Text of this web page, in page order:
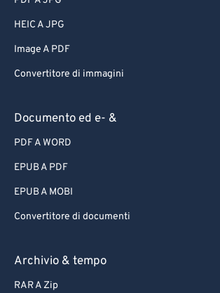
HEIC A JPG
Image A PDF
Convertitore di immagini
Documento ed e- &
PDF A WORD
EPUB A PDF
EPUB A MOBI
Convertitore di documenti
Archivio & tempo
RAR A Zip